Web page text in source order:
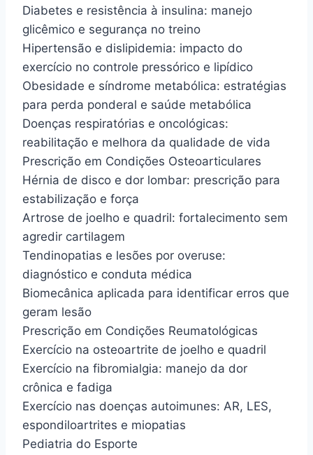
Diabetes e resistência à insulina: manejo
glicêmico e segurança no treino
Hipertensão e dislipidemia: impacto do
exercício no controle pressórico e lipídico
Obesidade e síndrome metabólica: estratégias
para perda ponderal e saúde metabólica
Doenças respiratórias e oncológicas:
reabilitação e melhora da qualidade de vida
Prescrição em Condições Osteoarticulares
Hérnia de disco e dor lombar: prescrição para
estabilização e força
Artrose de joelho e quadril: fortalecimento sem
agredir cartilagem
Tendinopatias e lesões por overuse:
diagnóstico e conduta médica
Biomecânica aplicada para identificar erros que
geram lesão
Prescrição em Condições Reumatológicas
Exercício na osteoartrite de joelho e quadril
Exercício na fibromialgia: manejo da dor
crônica e fadiga
Exercício nas doenças autoimunes: AR, LES,
espondiloartrites e miopatias
Pediatria do Esporte